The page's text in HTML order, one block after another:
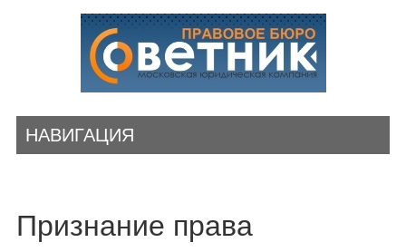
НАВИГАЦИЯ
Признание права